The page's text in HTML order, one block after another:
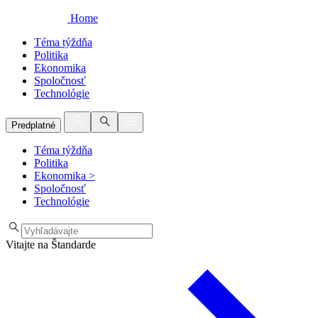
Home
Téma týždňa
Politika
Ekonomika
Spoločnosť
Technológie
Predplatné
Téma týždňa
Politika
Ekonomika >
Spoločnosť
Technológie
Vitajte na Štandarde